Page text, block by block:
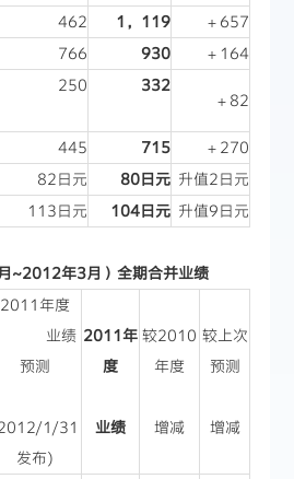
462 1，119
＋657
766 930
＋164
250
332
＋82
445 715 ＋270
82日元 80日元 升值2日元
113日元 104日元 升值9日元
~2012年3月）全期合并业绩
2011年度
业绩
预测
1/31
发布)
2011年
度
业绩
较2010
年度
增减
较上次
预测
增减